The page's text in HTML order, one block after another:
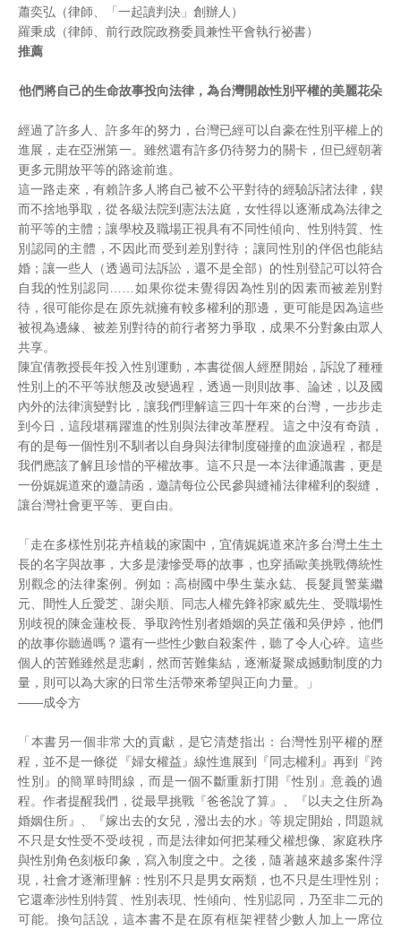
蕭奕弘（律師、「一起讀判決」創辦人）
羅秉成（律師、前行政院政務委員兼性平會執行祕書）
推薦
他們將自己的生命故事投向法律，為台灣開啟性別平權的美麗花朵
經過了許多人、許多年的努力，台灣已經可以自豪在性別平權上的
進展，走在亞洲第一。雖然還有許多仍待努力的關卡，但已經朝著
更多元開放平等的路途前進。
這一路走來，有賴許多人將自己被不公平對待的經驗訴諸法律，鍥
而不捨地爭取，從各級法院到憲法法庭，女性得以逐漸成為法律之
前平等的主體；讓學校及職場正視具有不同性傾向、性別特質、性
別認同的主體，不因此而受到差別對待；讓同性別的伴侶也能結
婚；讓一些人（透過司法訴訟，還不是全部）的性別登記可以符合
自我的性別認同……如果你從未覺得因為性別的因素而被差別對
待，很可能你是在原先就擁有較多權利的那邊，更可能是因為這些
被視為邊緣、被差別對待的前行者努力爭取，成果不分對象由眾人
共享。
陳宜倩教授長年投入性別運動，本書從個人經歷開始，訴說了種種
性別上的不平等狀態及改變過程，透過一則則故事、論述，以及國
內外的法律演變對比，讓我們理解這三四十年來的台灣，一步步走
到今日，這段堪稱躍進的性別與法律改革歷程。這之中沒有奇蹟，
有的是每一個性別不馴者以自身與法律制度碰撞的血淚過程，都是
我們應該了解且珍惜的平權故事。這不只是一本法律通識書，更是
一份娓娓道來的邀請函，邀請每位公民參與縫補法律權利的裂縫，
讓台灣社會更平等、更自由。
「走在多樣性別花卉植栽的家園中，宜倩娓娓道來許多台灣土生土
長的名字與故事，大多是淒慘受辱的故事，也穿插歐美挑戰傳統性
別觀念的法律案例。例如：高樹國中學生葉永鋕、長髮員警葉繼
元、間性人丘愛芝、謝尖順、同志人權先鋒祁家威先生、受職場性
別歧視的陳金蓮校長、爭取跨性別者婚姻的吳芷儀和吳伊婷，他們
的故事你聽過嗎？還有一些性少數自殺案件，聽了令人心碎。這些
個人的苦難雖然是悲劇，然而苦難集結，逐漸凝聚成撼動制度的力
量，則可以為大家的日常生活帶來希望與正向力量。」
——成令方
「本書另一個非常大的貢獻，是它清楚指出：台灣性別平權的歷
程，並不是一條從『婦女權益』線性進展到『同志權利』再到『跨
性別』的簡單時間線，而是一個不斷重新打開『性別』意義的過
程。作者提醒我們，從最早挑戰『爸爸說了算』、『以夫之住所為
婚姻住所』、『嫁出去的女兒，潑出去的水』等規定開始，問題就
不只是女性受不受歧視，而是法律如何把某種父權想像、家庭秩序
與性別角色刻板印象，寫入制度之中。之後，隨著越來越多案件浮
現，社會才逐漸理解：性別不只是男女兩類，也不只是生理性別；
它還牽涉性別特質、性別表現、性傾向、性別認同，乃至非二元的
可能。換句話說，這本書不是在原有框架裡替少數人加上一席位